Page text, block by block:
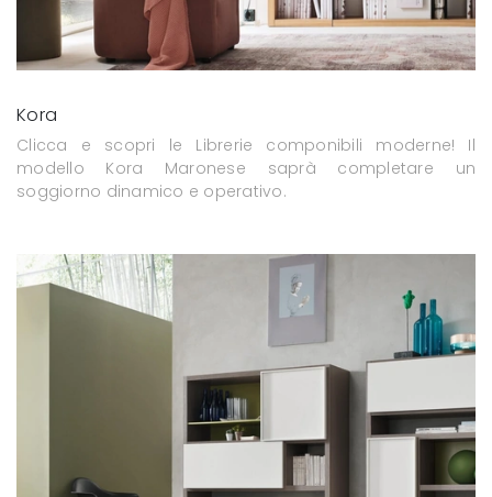
Kora
Clicca e scopri le Librerie componibili moderne! Il
modello Kora Maronese saprà completare un
soggiorno dinamico e operativo.